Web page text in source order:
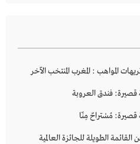
المواهب : المغرب المنتخب الآخر
فندق العروبة
مُسْتراحٌ مِنّا
الطويلة للجائزة العالمية